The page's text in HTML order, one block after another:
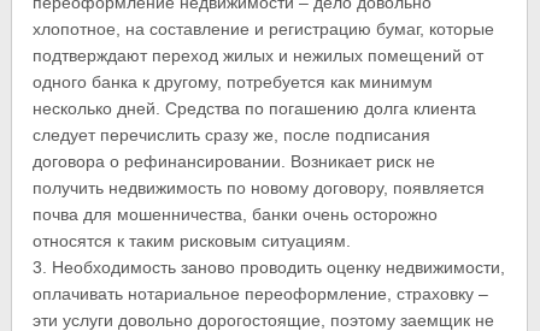
хлопотное, на составление и регистрацию бумаг, которые
подтверждают переход жилых и нежилых помещений от
одного банка к другому, потребуется как минимум
несколько дней. Средства по погашению долга клиента
следует перечислить сразу же, после подписания
договора о рефинансировании. Возникает риск не
получить недвижимость по новому договору, появляется
почва для мошенничества, банки очень осторожно
относятся к таким рисковым ситуациям.
3. Необходимость заново проводить оценку недвижимости,
оплачивать нотариальное переоформление, страховку –
эти услуги довольно дорогостоящие, поэтому заемщик не